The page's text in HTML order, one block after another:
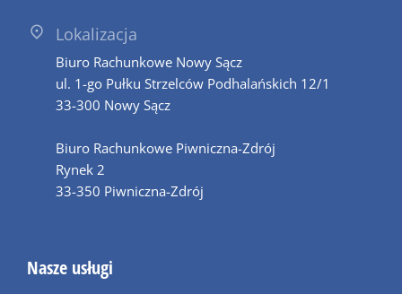
Lokalizacja
Biuro Rachunkowe Nowy Sącz
ul. 1-go Pułku Strzelców Podhalańskich 12/1
33-300 Nowy Sącz
Biuro Rachunkowe Piwniczna-Zdrój
Rynek 2
33-350 Piwniczna-Zdrój
Nasze usługi